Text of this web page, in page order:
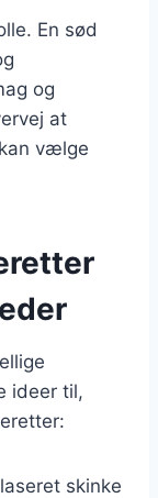
En sød
og
at
vælge
ideer til,
skinke